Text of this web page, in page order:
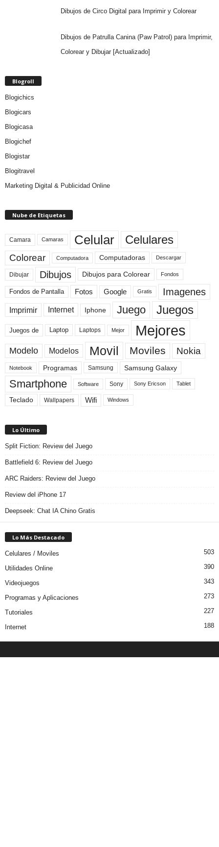
Dibujos de Circo Digital para Imprimir y Colorear
Dibujos de Patrulla Canina (Paw Patrol) para Imprimir,
Colorear y Dibujar [Actualizado]
Blogroll
Blogichics
Blogicars
Blogicasa
Blogichef
Blogistar
Blogitravel
Marketing Digital & Publicidad Online
Nube de Etiquetas
Camara Camaras Celular Celulares
Colorear Computadora Computadoras Descargar
Dibujar Dibujos Dibujos para Colorear Fondos
Fondos de Pantalla Fotos Google Gratis Imagenes
Imprimir Internet Iphone Juego Juegos
Juegos de Laptop Laptops Mejor Mejores
Modelo Modelos Movil Moviles Nokia
Notebook Programas Samsung Samsung Galaxy
Smartphone Software Sony Sony Ericson Tablet
Teclado Wallpapers Wifi Windows
Lo Último
Split Fiction: Review del Juego
Battlefield 6: Review del Juego
ARC Raiders: Review del Juego
Review del iPhone 17
Deepseek: Chat IA Chino Gratis
Lo Más Destacado
Celulares / Moviles 503
Utilidades Online 390
Videojuegos 343
Programas y Aplicaciones 273
Tutoriales 227
Internet 188